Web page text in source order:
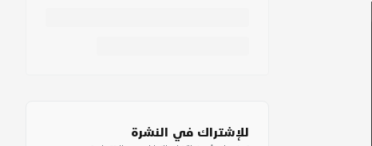
للإشتراك في النشرة